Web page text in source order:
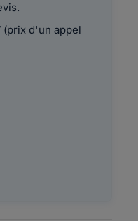
d'un appel